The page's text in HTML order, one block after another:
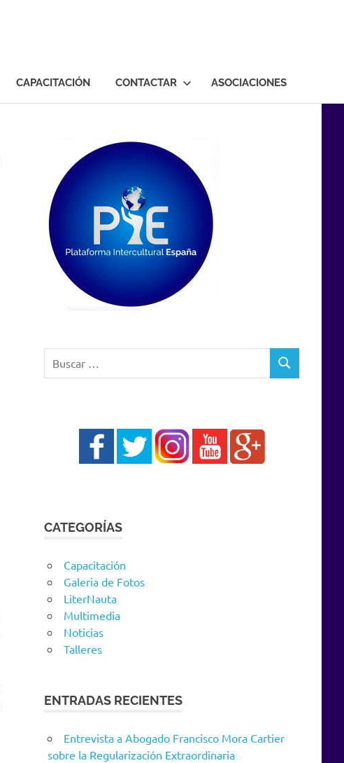
CAPACITACIÓN CONTACTAR ASOCIACIONES
BUSCAR
CATEGORÍAS
Capacitación
Galeria de Fotos
LiterNauta
Multimedia
Noticias
Talleres
ENTRADAS RECIENTES
Entrevista a Abogado Francisco Mora Cartier
sobre la Regularización Extraordinaria